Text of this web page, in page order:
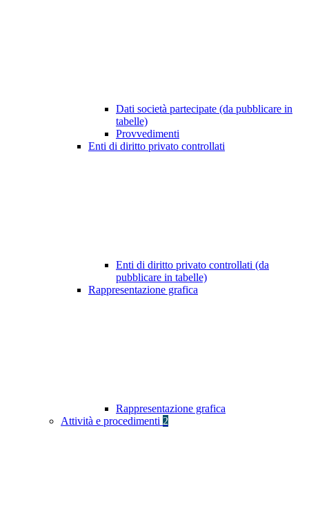
Dati società partecipate (da pubblicare in
tabelle)
Provvedimenti
Enti di diritto privato controllati
Enti di diritto privato controllati (da
pubblicare in tabelle)
Rappresentazione grafica
Rappresentazione grafica
Attività e procedimenti 2